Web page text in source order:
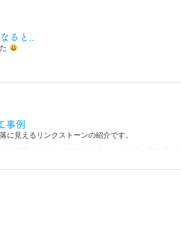
ると..
！！
った雰囲気で良いですね！
事例
に見えるリンクストーンの紹介です。
きにくくなる、滑りにくくなるといった特徴がありま